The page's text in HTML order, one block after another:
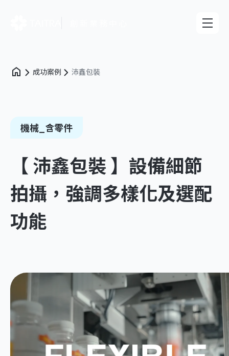
成功案例 沛鑫包裝
機械_含零件
【 沛鑫包裝 】設備細節
拍攝，強調多樣化及選配
功能